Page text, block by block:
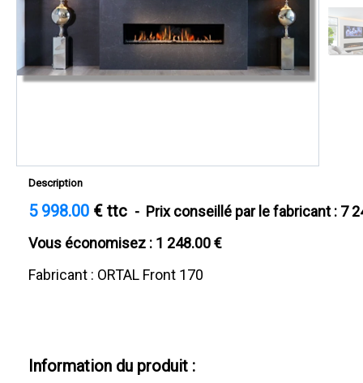
Description
5 998.00 € ttc - Prix conseillé par le fabricant : 7
Vous économisez : 1 248.00 €
Fabricant : ORTAL Front 170
Information du produit :